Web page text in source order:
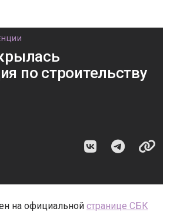
по строительству
на официальной странице СБК